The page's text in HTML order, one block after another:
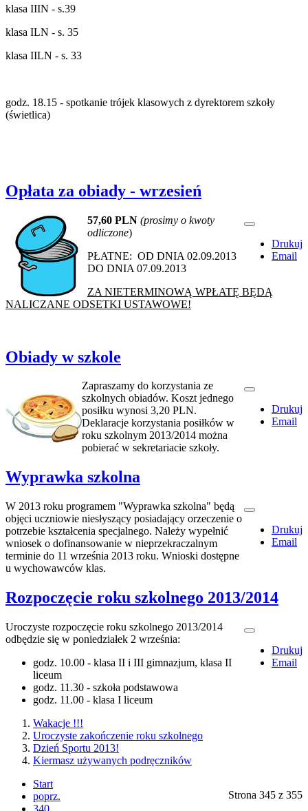
klasa IIIN - s.39
klasa ILN - s. 35
klasa IILN - s. 33
godz. 18.15 - spotkanie trójek klasowych z dyrektorem szkoły
(świetlica)
Opłata za obiady - wrzesień
Drukuj
Email
57,60 PLN (prosimy o kwoty
odliczone)
PŁATNE: OD DNIA 02.09.2013
DO DNIA 07.09.2013
ZA NIETERMINOWĄ WPŁATĘ BĘDĄ
NALICZANE ODSETKI USTAWOWE!
Obiady w szkole
Drukuj
Email
Zapraszamy do korzystania ze
szkolnych obiadów. Koszt jednego
posiłku wynosi 3,20 PLN.
Deklaracje korzystania posiłków w
roku szkolnym 2013/2014 można
pobierać w sekretariacie szkoły.
Wyprawka szkolna
Drukuj
Email
W 2013 roku programem "Wyprawka szkolna" będą
objęci uczniowie niesłyszący posiadający orzeczenie o
potrzebie kształcenia specjalnego. Należy wypełnić
wniosek o dofinansowanie w nieprzekraczalnym
terminie do 11 września 2013 roku. Wnioski dostępne
u wychowawców klas.
Rozpoczęcie roku szkolnego 2013/2014
Drukuj
Email
Uroczyste rozpoczęcie roku szkolnego 2013/2014
odbędzie się w poniedziałek 2 września:
godz. 10.00 - klasa II i III gimnazjum, klasa II
liceum
godz. 11.30 - szkoła podstawowa
godz. 11.00 - klasa I liceum
Wakacje !!!
Uroczyste zakończenie roku szkolnego
Dzień Sportu 2013!
Kiermasz używanych podręczników
Strona 345 z 355
Start
poprz.